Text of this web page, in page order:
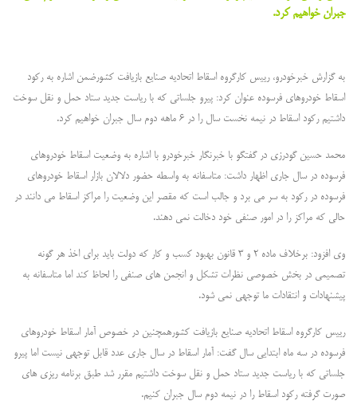
جبران خواهیم کرد.
به گزارش خبرخودرو، رییس کارگروه اسقاط اتحادیه صنایع بازیافت کشورضمن اشاره به رکود
اسقاط خودروهای فرسوده عنوان کرد: پیرو جلساتی که با ریاست جدید ستاد حمل و نقل سوخت
داشتیم رکود اسقاط در نیمه نخست سال را در ۶ ماهه دوم سال جبران خواهیم کرد.
محمد حسین گودرزی در گفتگو با خبرنگار خبرخودرو با اشاره به وضعیت اسقاط خودروهای
فرسوده در سال جاری اظهار داشت: متاسفانه به واسطه حضور دلالان بازار اسقاط خودروهای
فرسوده در رکود به سر می برد و جالب است که مقصر این وضعیت را مراکز اسقاط می دانند در
حالی که مراکز را در امور صنفی خود دخالت نمی دهند.
وی افزود: برخلاف ماده ۲ و ۳ قانون بهبود کسب و کار که دولت باید برای اخذ هر گونه
تصمیمی در بخش خصوصی نظرات تشکل و انجمن های صنفی را لحاظ کند اما متاسفانه به
پیشنهادات و انتقادات ما توجهی نمی شود.
رییس کارگروه اسقاط اتحادیه صنایع بازیافت کشورهمچنین در خصوص آمار اسقاط خودروهای
فرسوده در سه ماه ابتدایی سال گفت: آمار اسقاط در سال جاری عدد قابل توجهی نیست اما پیرو
جلساتی که با ریاست جدید ستاد حمل و نقل سوخت داشتیم مقرر شد طبق برنامه ریزی های
صورت گرفته رکود اسقاط را در نیمه دوم سال جبران کنیم.